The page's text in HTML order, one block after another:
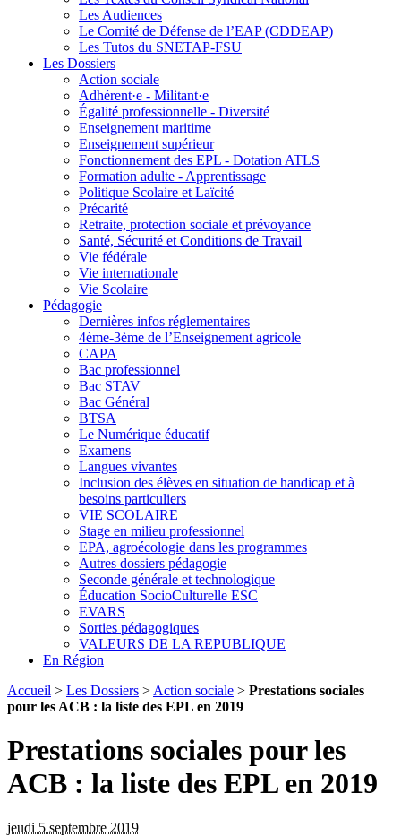
Les Audiences
Le Comité de Défense de l’EAP (CDDEAP)
Les Tutos du SNETAP-FSU
Les Dossiers
Action sociale
Adhérent·e - Militant·e
Égalité professionnelle - Diversité
Enseignement maritime
Enseignement supérieur
Fonctionnement des EPL - Dotation ATLS
Formation adulte - Apprentissage
Politique Scolaire et Laïcité
Précarité
Retraite, protection sociale et prévoyance
Santé, Sécurité et Conditions de Travail
Vie fédérale
Vie internationale
Vie Scolaire
Pédagogie
Dernières infos réglementaires
4ème-3ème de l’Enseignement agricole
CAPA
Bac professionnel
Bac STAV
Bac Général
BTSA
Le Numérique éducatif
Examens
Langues vivantes
Inclusion des élèves en situation de handicap et à
besoins particuliers
VIE SCOLAIRE
Stage en milieu professionnel
EPA, agroécologie dans les programmes
Autres dossiers pédagogie
Seconde générale et technologique
Éducation SocioCulturelle ESC
EVARS
Sorties pédagogiques
VALEURS DE LA REPUBLIQUE
En Région
Accueil > Les Dossiers > Action sociale > Prestations sociales
pour les ACB : la liste des EPL en 2019
Prestations sociales pour les
ACB : la liste des EPL en 2019
jeudi 5 septembre 2019